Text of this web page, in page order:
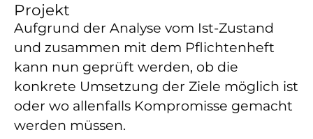
Projekt
Aufgrund der Analyse vom Ist-Zustand
und zusammen mit dem Pflichtenheft
kann nun geprüft werden, ob die
konkrete Umsetzung der Ziele möglich ist
oder wo allenfalls Kompromisse gemacht
werden müssen.